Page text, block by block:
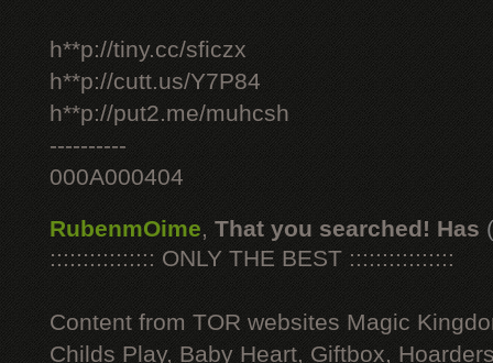
h**p://tiny.cc/sficzx
h**p://cutt.us/Y7P84
h**p://put2.me/muhcsh
----------
000A000404
RubenmOime, That you searched! Has
:::::::::::::::: ONLY THE BEST ::::::::::::::::
Content from TOR websites Magic
Childs Play, Baby Heart, Giftbox,